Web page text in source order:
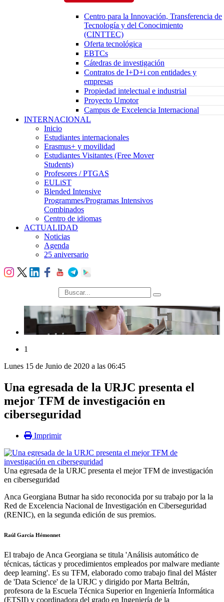
Centro para la Innovación, Transferencia de
Tecnología y del Conocimiento
(CINTTEC)
Oferta tecnológica
EBTCs
Cátedras de investigación
Contratos de I+D+i con entidades y
empresas
Propiedad intelectual e industrial
Proyecto Umotor
Campus de Excelencia Internacional
INTERNACIONAL
Inicio
Estudiantes internacionales
Erasmus+ y movilidad
Estudiantes Visitantes (Free Mover
Students)
Profesores / PTGAS
EULiST
Blended Intensive
Programmes/Programas Intensivos
Combinados
Centro de idiomas
ACTUALIDAD
Noticias
Agenda
25 aniversario
búsqueda
1
Lunes 15 de Junio de 2020 a las 06:45
Una egresada de la URJC presenta el
mejor TFM de investigación en
ciberseguridad
Imprimir
Una egresada de la URJC presenta el mejor TFM de investigación
en ciberseguridad
Anca Georgiana Butnar ha sido reconocida por su trabajo por la la
Red de Excelencia Nacional de Investigación en Ciberseguridad
(RENIC), en la segunda edición de sus premios.
Raúl García Hémonnet
El trabajo de Anca Georgiana se titula 'Análisis automático de
técnicas, tácticas y procedimientos empleados por malware mediante
deep learning'. Es su TFM, elaborado como trabajo final del Máster
de 'Data Science' de la URJC y dirigido por Marta Beltrán,
profesora de la Escuela Técnica Superior en Ingeniería Informática
(ETSII) y coordinadora del grado en Ingeniería de la